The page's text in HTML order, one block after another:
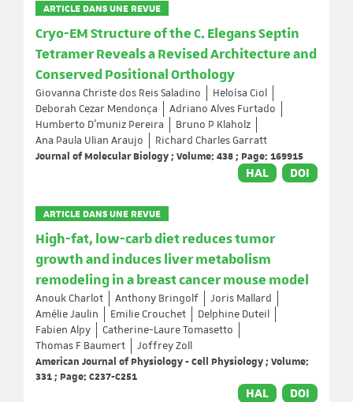
ARTICLE DANS UNE REVUE
Cryo-EM Structure of the C. Elegans Septin
Tetramer Reveals a Revised Architecture and
Conserved Positional Orthology
Giovanna Christe dos Reis Saladino
Heloísa Ciol
Deborah Cezar Mendonça
Adriano Alves Furtado
Humberto D’muniz Pereira
Bruno P Klaholz
Ana Paula Ulian Araujo
Richard Charles Garratt
Journal of Molecular Biology ; Volume: 438 ; Page: 169915
HAL DOI
ARTICLE DANS UNE REVUE
High-fat, low-carb diet reduces tumor
growth and induces liver metabolism
remodeling in a breast cancer mouse model
Anouk Charlot Anthony Bringolf
Joris Mallard
Amélie Jaulin
Emilie Crouchet
Delphine Duteil
Fabien Alpy
Catherine-Laure Tomasetto
Thomas F Baumert
Joffrey Zoll
American Journal of Physiology - Cell Physiology ; Volume:
331 ; Page: C237-C251
HAL DOI